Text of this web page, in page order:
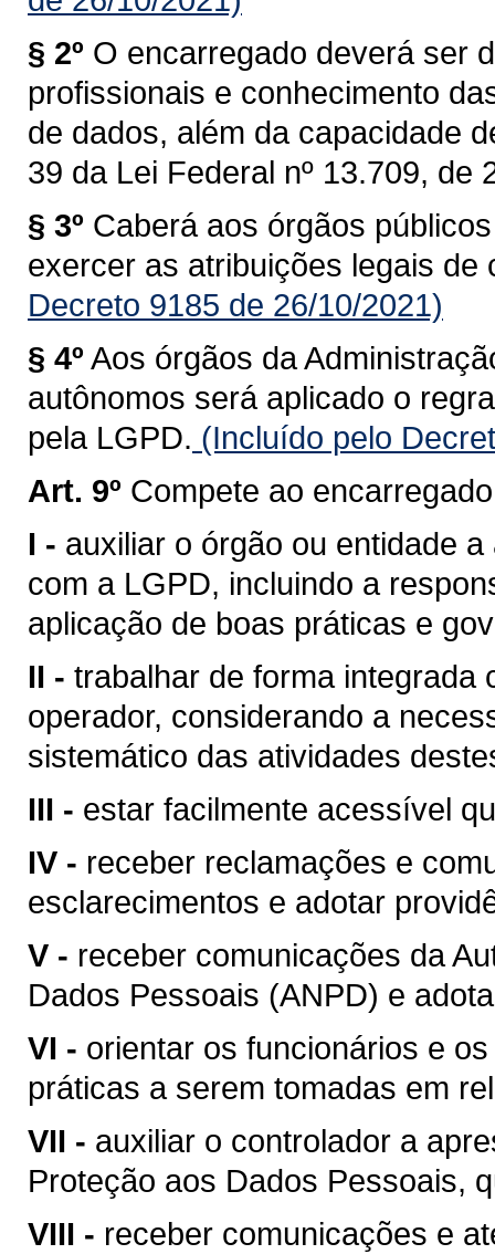
§ 2º O encarregado deverá ser
profissionais e conhecimento
de dados, além da capacidade
39 da Lei Federal nº 13.709, de
§ 3º Caberá aos órgãos
exercer as atribuições legais de
Decreto 9185 de 26/10/2021)
§ 4º Aos órgãos da
autônomos será aplicado o
pela LGPD. (Incluído pelo
Art. 9º Compete ao
I - auxiliar o órgão ou entidade
com a LGPD, incluindo a
aplicação de boas práticas e
II - trabalhar de forma integrada
operador, considerando a
sistemático das atividades
III - estar facilmente acessível
IV - receber reclamações e
esclarecimentos e adotar
V - receber comunicações da
Dados Pessoais (ANPD) e
VI - orientar os funcionários e
práticas a serem tomadas em
VII - auxiliar o controlador a
Proteção aos Dados Pessoais,
VIII - receber comunicações e